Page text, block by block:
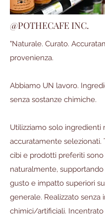
@POTHECAFE INC.
"Naturale. Curato.
provenienza.
Abbiamo UN lavoro.
senza sostanze chimiche.
Utilizziamo solo ingredienti
accuratamente selezionati.
cibi e prodotti preferiti sono
naturalmente, supportando
gusto e impatto superiori
generale. Realizzato senza
chimici/artificiali. Incentrato